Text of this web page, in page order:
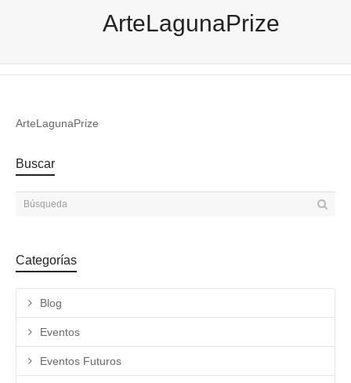
ArteLagunaPrize
ArteLagunaPrize
Buscar
Categorías
Blog
Eventos
Eventos Futuros